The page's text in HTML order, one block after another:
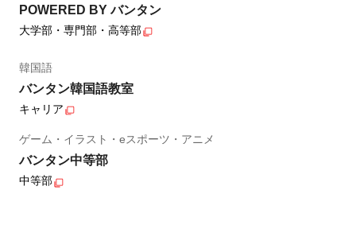
POWERED BY バンタン
大学部・専門部・高等部
韓国語
バンタン韓国語教室
キャリア
ゲーム・イラスト・eスポーツ・アニメ
バンタン中等部
中等部